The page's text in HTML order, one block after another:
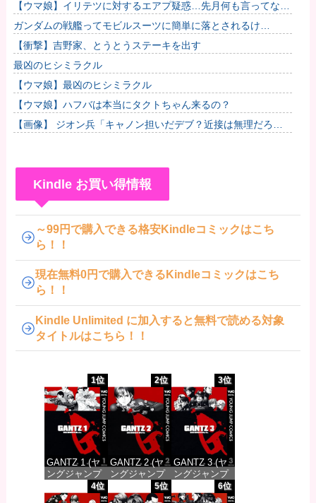
【ウマ娘】イリテツに対するエアプ疑惑…先月何も言ってなか
ったのに今月急にスピ3言い出したのが怪しいよな。他
ガンダムの戦艦ってモビルスーツに簡単に落とされるけ
ど・・・・他
【衝撃】吉野家、とうとうステーキを出す
最凶のヒシミラクル
【ウマ娘】最凶のヒシミラクル
【ウマ娘】ハフバは本当にタクトちゃん来るの？
【画像】 ジオン兵「キャノン担いだデブ？近接は無理だろ
Kindle お買い得情報
～99円で購入できる格安Kindleコミックはこち
ら！！
現在無料0円で購入できるKindleコミックはこち
ら！！
Kindle Unlimited に加入すると無料で読める対象
タイトルはこちら！！
1位
GANTZ 1 (ヤ
ングジャンプ
コミックス
DIGITAL)
2位
GANTZ 2 (ヤ
ングジャンプ
コミックス
DIGITAL)
3位
GANTZ 3 (ヤ
ングジャンプ
コミックス
DIGITAL)
4位 5位 6位